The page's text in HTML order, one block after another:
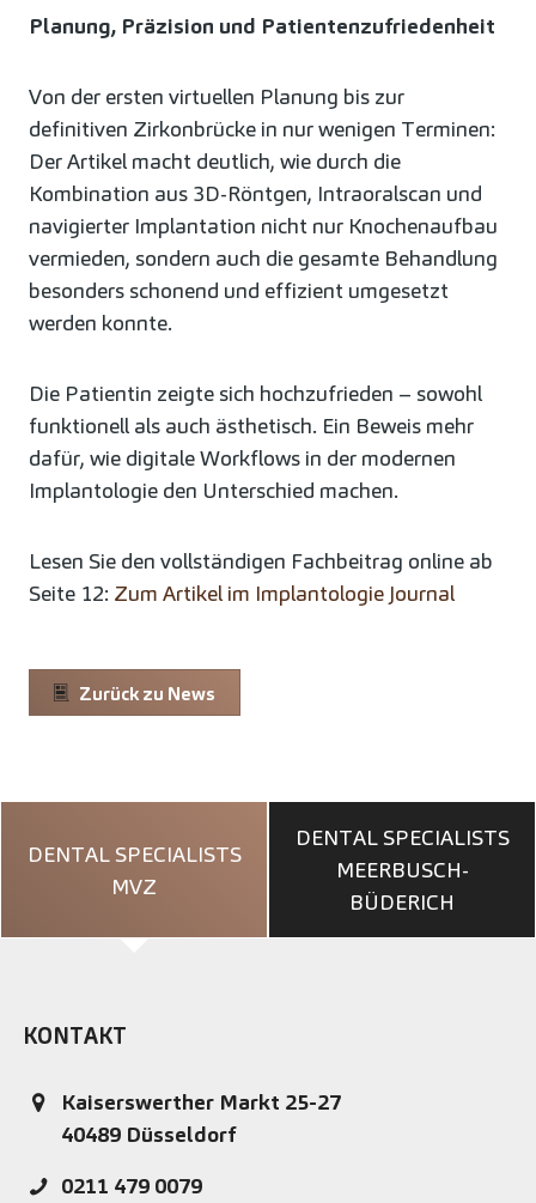
Planung, Präzision und Patientenzufriedenheit
Von der ersten virtuellen Planung bis zur
definitiven Zirkonbrücke in nur wenigen Terminen:
Der Artikel macht deutlich, wie durch die
Kombination aus 3D-Röntgen, Intraoralscan und
navigierter Implantation nicht nur Knochenaufbau
vermieden, sondern auch die gesamte Behandlung
besonders schonend und effizient umgesetzt
werden konnte.
Die Patientin zeigte sich hochzufrieden – sowohl
funktionell als auch ästhetisch. Ein Beweis mehr
dafür, wie digitale Workflows in der modernen
Implantologie den Unterschied machen.
Lesen Sie den vollständigen Fachbeitrag online ab
Seite 12: Zum Artikel im Implantologie Journal
Zurück zu News
DENTAL SPECIALISTS
MVZ
DENTAL SPECIALISTS
MEERBUSCH-
BÜDERICH
KONTAKT
Kaiserswerther Markt 25-27
40489 Düsseldorf
0211 479 0079